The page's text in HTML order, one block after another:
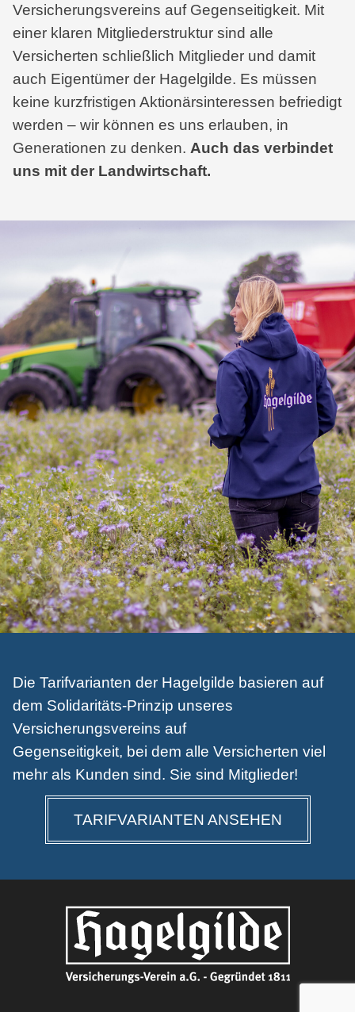
Versicherungsvereins auf Gegenseitigkeit. Mit
einer klaren Mitgliederstruktur sind alle
Versicherten schließlich Mitglieder und damit
auch Eigentümer der Hagelgilde. Es müssen
keine kurzfristigen Aktionärsinteressen befriedigt
werden – wir können es uns erlauben, in
Generationen zu denken. Auch das verbindet
uns mit der Landwirtschaft.
Die Tarifvarianten der Hagelgilde basieren auf
dem Solidaritäts-Prinzip unseres
Versicherungsvereins auf
Gegenseitigkeit, bei dem alle Versicherten viel
mehr als Kunden sind. Sie sind Mitglieder!
TARIFVARIANTEN ANSEHEN